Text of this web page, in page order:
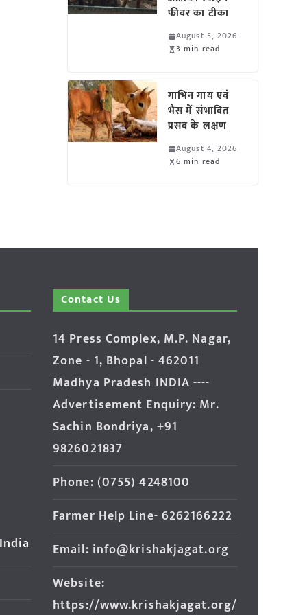
फीवर का टीका
August 5, 2026
3 min read
गाभिन गाय एवं
भैंस में संभावित
प्रसव के लक्षण
August 4, 2026
6 min read
Contact Us
14 Press Complex, M.P. Nagar,
Zone - 1, Bhopal - 462011
Madhya Pradesh INDIA ----
Advertisement Enquiry: Mr.
Sachin Bondriya, +91
9826021837
Phone: (0755) 4248100
Farmer Help Line- 6262166222
Email: info@krishakjagat.org
Website:
https://www.krishakjagat.org/